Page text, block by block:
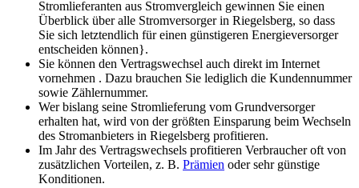
Stromlieferanten aus Stromvergleich gewinnen Sie einen
Überblick über alle Stromversorger in Riegelsberg, so dass
Sie sich letztendlich für einen günstigeren Energieversorger
entscheiden können}.
Sie können den Vertragswechsel auch direkt im Internet
vornehmen . Dazu brauchen Sie lediglich die Kundennummer
sowie Zählernummer.
Wer bislang seine Stromlieferung vom Grundversorger
erhalten hat, wird von der größten Einsparung beim Wechseln
des Stromanbieters in Riegelsberg profitieren.
Im Jahr des Vertragswechsels profitieren Verbraucher oft von
zusätzlichen Vorteilen, z. B. Prämien oder sehr günstige
Konditionen.